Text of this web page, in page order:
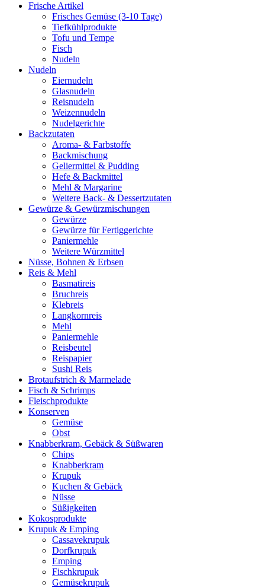
Frische Artikel
Frisches Gemüse (3-10 Tage)
Tiefkühlprodukte
Tofu und Tempe
Fisch
Nudeln
Nudeln
Eiernudeln
Glasnudeln
Reisnudeln
Weizennudeln
Nudelgerichte
Backzutaten
Aroma- & Farbstoffe
Backmischung
Geliermittel & Pudding
Hefe & Backmittel
Mehl & Margarine
Weitere Back- & Dessertzutaten
Gewürze & Gewürzmischungen
Gewürze
Gewürze für Fertiggerichte
Paniermehle
Weitere Würzmittel
Nüsse, Bohnen & Erbsen
Reis & Mehl
Basmatireis
Bruchreis
Klebreis
Langkornreis
Mehl
Paniermehle
Reisbeutel
Reispapier
Sushi Reis
Brotaufstrich & Marmelade
Fisch & Schrimps
Fleischprodukte
Konserven
Gemüse
Obst
Knabberkram, Gebäck & Süßwaren
Chips
Knabberkram
Krupuk
Kuchen & Gebäck
Nüsse
Süßigkeiten
Kokosprodukte
Krupuk & Emping
Cassavekrupuk
Dorfkrupuk
Emping
Fischkrupuk
Gemüsekrupuk